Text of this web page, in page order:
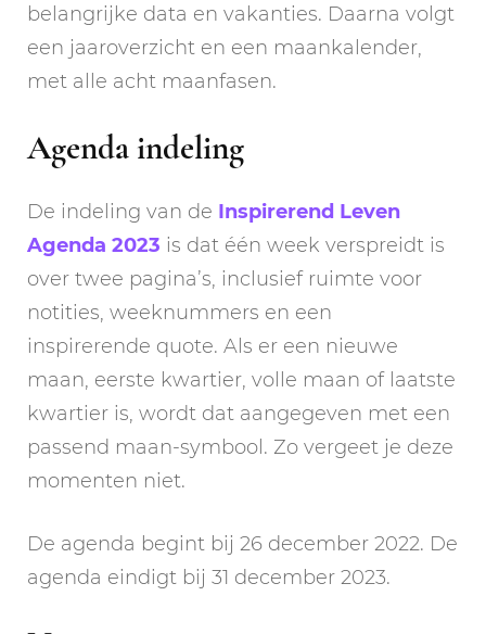
belangrijke data en vakanties. Daarna volgt
een jaaroverzicht en een maankalender,
met alle acht maanfasen.
Agenda indeling
De indeling van de Inspirerend Leven
Agenda 2023 is dat één week verspreidt is
over twee pagina’s, inclusief ruimte voor
notities, weeknummers en een
inspirerende quote. Als er een nieuwe
maan, eerste kwartier, volle maan of laatste
kwartier is, wordt dat aangegeven met een
passend maan-symbool. Zo vergeet je deze
momenten niet.
De agenda begint bij 26 december 2022. De
agenda eindigt bij 31 december 2023.